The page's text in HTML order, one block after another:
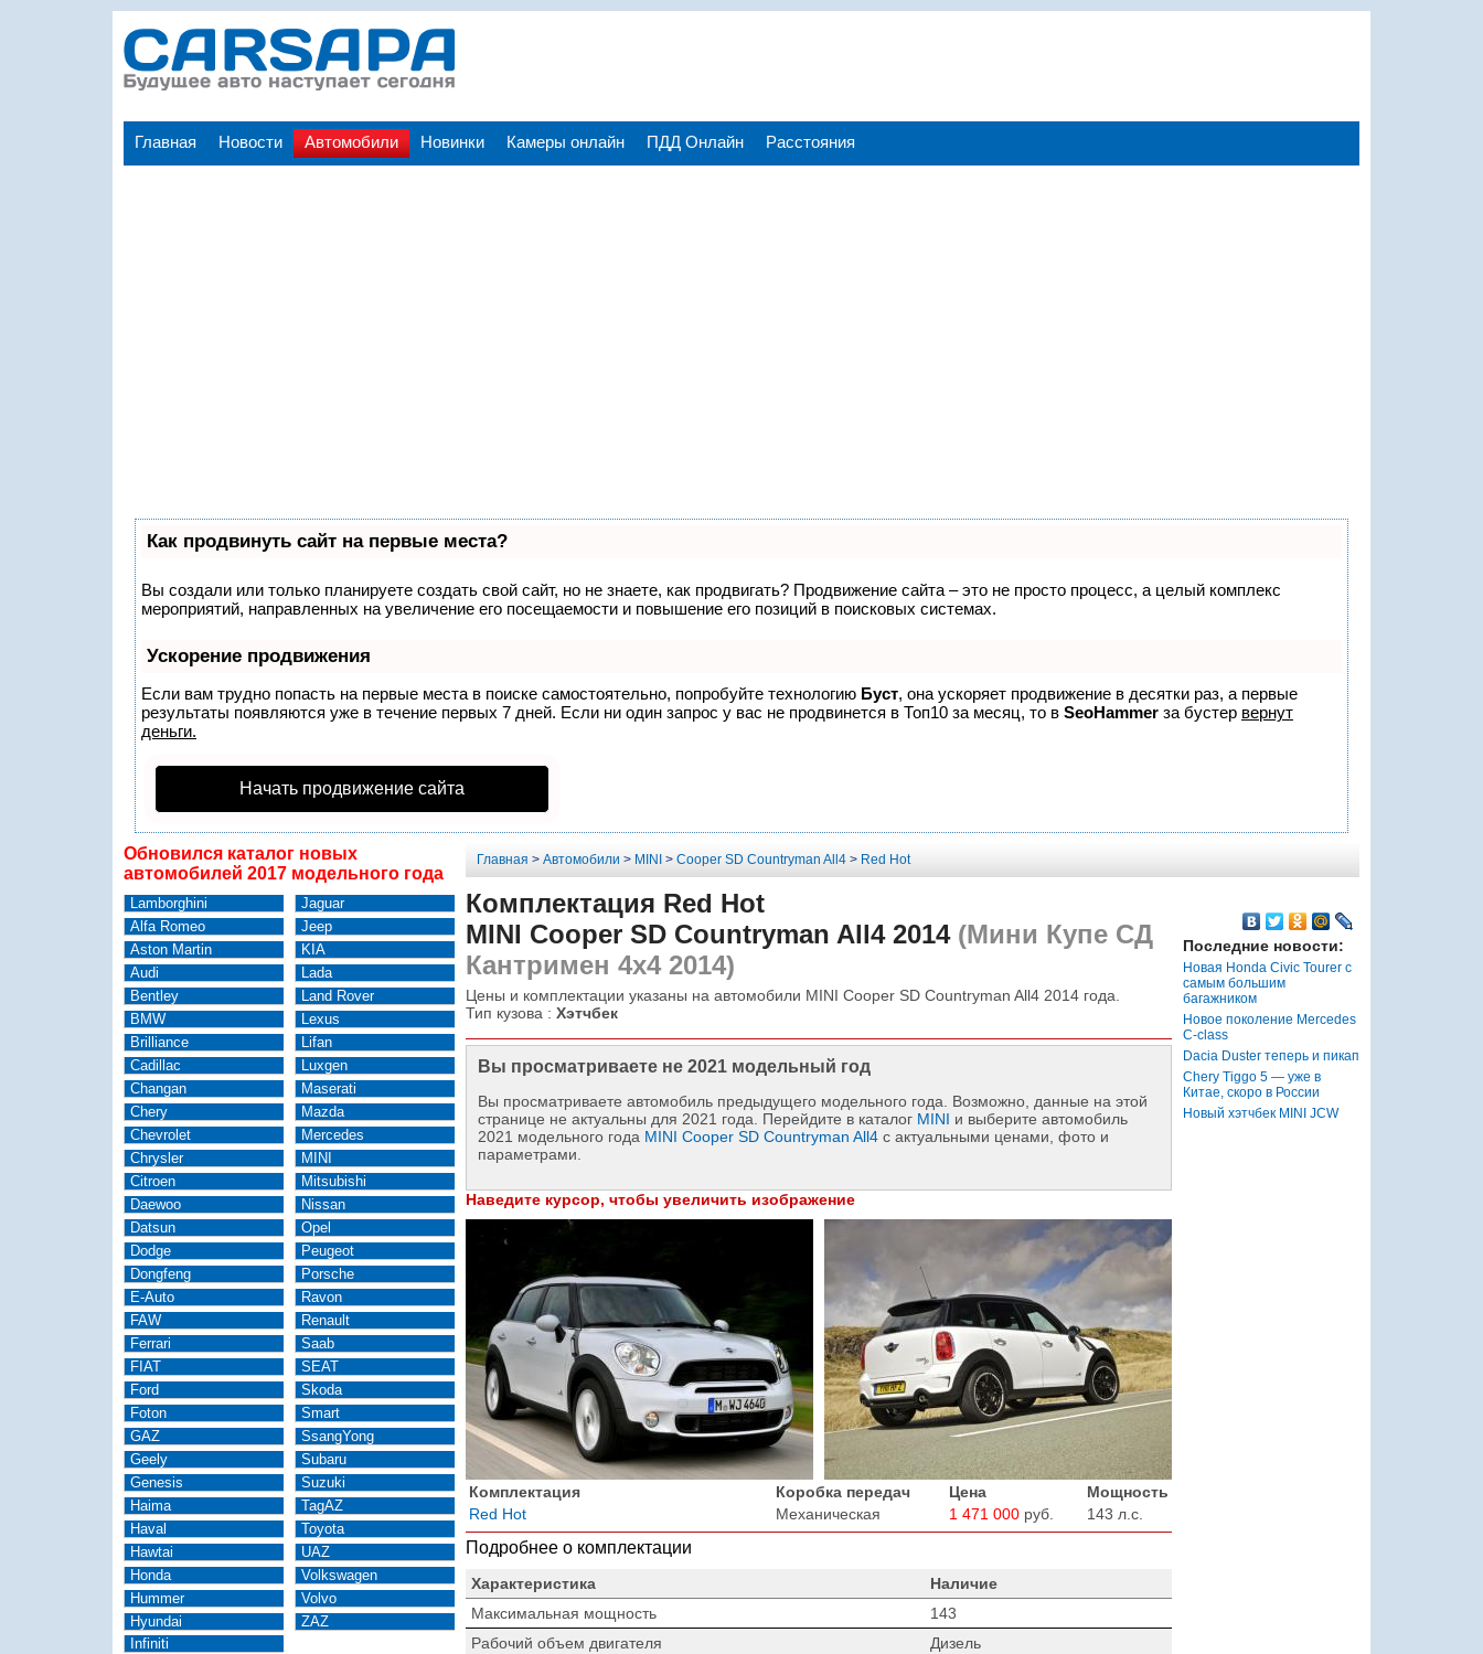
Главная Новости Автомобили Новинки Камеры онлайн ПДД Онлайн Расстояния
Как продвинуть сайт на первые места?
Вы создали или только планируете создать свой сайт, но не знаете, как продвигать? Продвижение сайта – это не просто процесс, а целый комплекс
мероприятий, направленных на увеличение его посещаемости и повышение его позиций в поисковых системах.
Ускорение продвижения
Если вам трудно попасть на первые места в поиске самостоятельно, попробуйте технологию Буст, она ускоряет продвижение в десятки раз, а первые
результаты появляются уже в течение первых 7 дней. Если ни один запрос у вас не продвинется в Топ10 за месяц, то в SeoHammer за бустер вернут
деньги.
Начать продвижение сайта
Обновился каталог новых
автомобилей 2017 модельного года
Lamborghini
Alfa Romeo
Aston Martin
Audi
Bentley
BMW
Brilliance
Cadillac
Changan
Chery
Chevrolet
Chrysler
Citroen
Daewoo
Datsun
Dodge
Dongfeng
E-Auto
FAW
Ferrari
FIAT
Ford
Foton
GAZ
Geely
Genesis
Haima
Haval
Hawtai
Honda
Hummer
Hyundai
Infiniti
Jaguar
Jeep
KIA
Lada
Land Rover
Lexus
Lifan
Luxgen
Maserati
Mazda
Mercedes
MINI
Mitsubishi
Nissan
Opel
Peugeot
Porsche
Ravon
Renault
Saab
SEAT
Skoda
Smart
SsangYong
Subaru
Suzuki
TagAZ
Toyota
UAZ
Volkswagen
Volvo
ZAZ
Главная > Автомобили > MINI > Cooper SD Countryman All4> Red Hot
Комплектация Red Hot
MINI Cooper SD Countryman All4 2014(Мини Купе СД
Кантримен 4х4 2014)
Цены и комплектации указаны на автомобили MINI Cooper SD Countryman All4 2014 года.
Тип кузова : Хэтчбек
Вы просматриваете не 2021 модельный год
Вы просматриваете автомобиль предыдущего модельного года. Возможно, данные на этой
странице не актуальны для 2021 года. Перейдите в каталог MINI и выберите автомобиль
2021 модельного года MINI Cooper SD Countryman All4с актуальными ценами, фото и
параметрами.
Наведите курсор, чтобы увеличить изображение
Комплектация Коробка передач Цена
Мощность
Red Hot
Механическая 1 471 000руб. 143 л.с.
Подробнее о комплектации
Характеристика
Наличие
Максимальная мощность
143
Рабочий объем двигателя
Дизель
Последние новости:
Новая Honda Civic Tourer с
самым большим
багажником
Новое поколение Mercedes
C-class
Dacia Duster теперь и пикап
Chery Tiggo 5 — уже в
Китае, скоро в России
Новый хэтчбек MINI JCW